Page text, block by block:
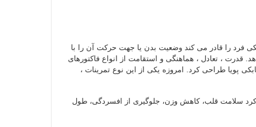
فرد را قادر می کند وضعیت بدن یا جهت حرکت آن را با
قدرت ، تعادل ، هماهنگی و استقامت از انواع فاکتورهای
پویا طراحی کرد. امروزه یکی از این نوع تمرینات ،
سلامت قلب، کاهش وزن، جلوگیری از افسردگی، طول